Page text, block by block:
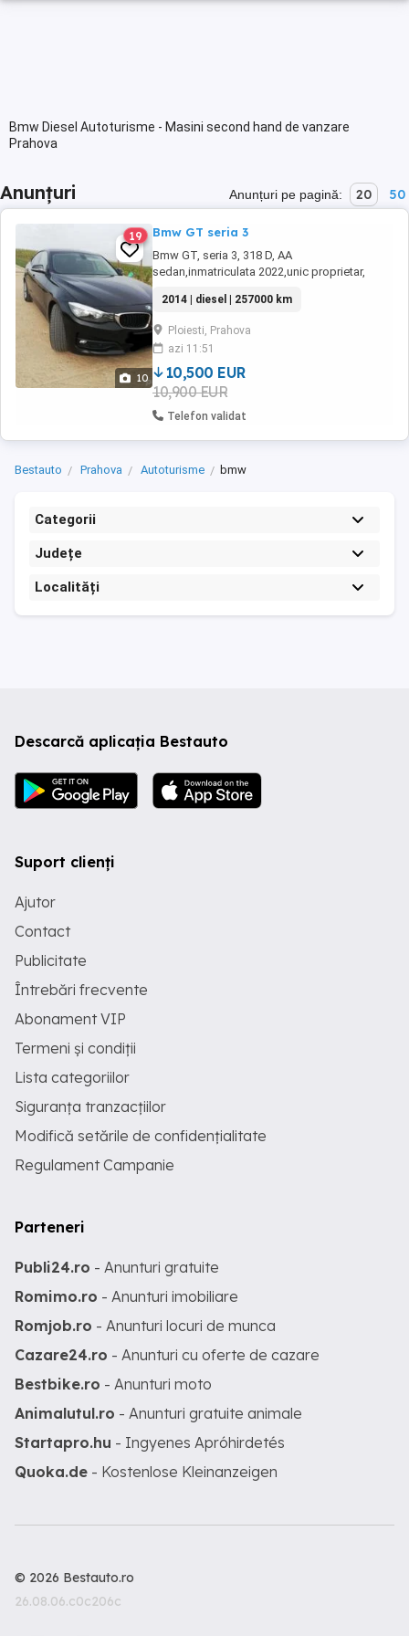
Bmw Diesel Autoturisme - Masini second hand de vanzare
Prahova
Anunțuri Anunțuri pe pagină: 20 50
10
19 Bmw GT seria 3
Bmw GT, seria 3, 318 D, AA
sedan,inmatriculata 2022,unic proprietar,
blue), 143 cp, cutie viteza 6+1,km
257000verificabili, unic proprietar Belgia,
(adusa la recomandare direct de la proprietar,
a nu se compara cu masinile din parc),
distributie in fata pe ...
2014 | diesel | 257000 km
Ploiesti, Prahova
azi 11:51
10,500 EUR
10,900 EUR
Telefon validat
Bestauto Prahova Autoturisme bmw
Categorii
Județe
Localități
Descarcă aplicația Bestauto
Suport clienți
Ajutor
Contact
Publicitate
Întrebări frecvente
Abonament VIP
Termeni și condiții
Lista categoriilor
Siguranța tranzacțiilor
Modifică setările de confidențialitate
Regulament Campanie
Parteneri
Publi24.ro - Anunturi gratuite
Romimo.ro - Anunturi imobiliare
Romjob.ro - Anunturi locuri de munca
Cazare24.ro - Anunturi cu oferte de cazare
Bestbike.ro - Anunturi moto
Animalutul.ro - Anunturi gratuite animale
Startapro.hu - Ingyenes Apróhirdetés
Quoka.de - Kostenlose Kleinanzeigen
© 2026 Bestauto.ro
26.08.06.c0c206c